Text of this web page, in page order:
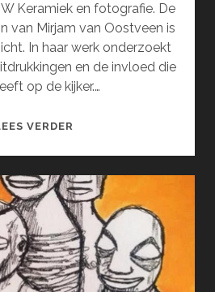
Keramiek en fotografie. De
van Mirjam van Oostveen is
In haar werk onderzoekt
en de invloed die
op de kijker.…
VERDER
EN
INGRID
SEWPERSAD